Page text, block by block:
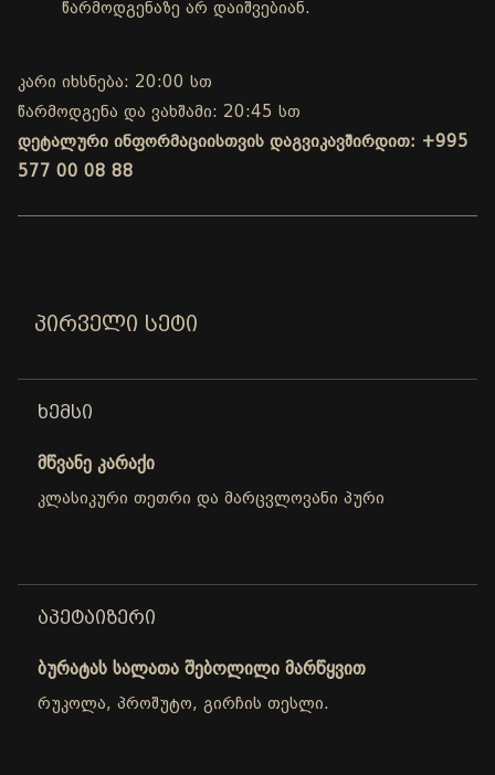
წარმოდგენაზე არ დაიშვებიან.
კარი იხსნება: 20:00 სთ
წარმოდგენა და ვახშამი: 20:45 სთ
დეტალური ინფორმაციისთვის დაგვიკავშირდით: +995
577 00 08 88
ᲞᲘᲠᲕᲔᲚᲘ ᲡᲔᲢᲘ
ᲮᲔᲛᲡᲘ
მწვანე კარაქი
კლასიკური თეთრი და მარცვლოვანი პური
ᲐᲞᲔᲢᲐᲘᲖᲔᲠᲘ
ბურატას სალათა შებოლილი მარწყვით
რუკოლა, პროშუტო, გირჩის თესლი.